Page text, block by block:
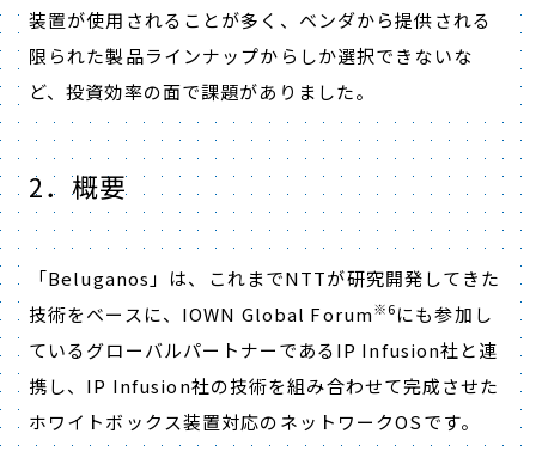
装置が使用されることが多く、ベンダから提供される
限られた製品ラインナップからしか選択できないな
ど、投資効率の面で課題がありました。
2．概要
「Beluganos」は、これまでNTTが研究開発してきた
技術をベースに、IOWN Global Forum※6にも参加し
ているグローバルパートナーであるIP Infusion社と連
携し、IP Infusion社の技術を組み合わせて完成させた
ホワイトボックス装置対応のネットワークOSです。